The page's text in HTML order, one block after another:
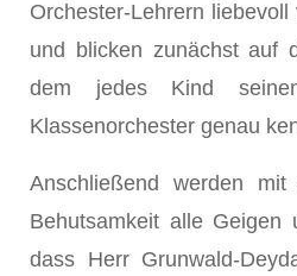
Orchester-Lehrern
und blicken zunächst auf
dem jedes Kind
Klassenorchester genau
Anschließend werden
Behutsamkeit alle Geigen
dass Herr Grunwald-